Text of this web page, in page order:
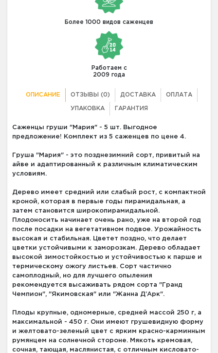
Более 1000 видов саженцев
Работаем с
2009 года
ОПИСАНИЕ ОТЗЫВЫ (0) ДОСТАВКА ОПЛАТА
УПАКОВКА ГАРАНТИЯ
Саженцы груши "Мария" - 5 шт. Выгодное
предложение! Комплект из 5 саженцев по цене 4.
Груша "Мария" - это позднезимний сорт, привитый на
айве и адаптированный к различным климатическим
условиям.
Дерево имеет средний или слабый рост, с компактной
кроной, которая в первые годы пирамидальная, а
затем становится широкопирамидальной.
Плодоносить начинает очень рано, уже на второй год
после посадки на вегетативном подвое. Урожайность
высокая и стабильная. Цветет поздно, что делает
цветки устойчивыми к заморозкам. Дерево обладает
высокой зимостойкостью и устойчивостью к парше и
термическому ожогу листьев. Сорт частично
самоплодный, но для лучшего опыления
рекомендуется высаживать рядом сорта "Гранд
Чемпион", "Якимовская" или "Жанна Д’Арк".
Плоды крупные, одномерные, средней массой 250 г, а
максимальной - 450 г. Они имеют грушевидную форму
и желтовато-зеленый цвет с ярким красно-карминным
румянцем на солнечной стороне. Мякоть кремовая,
сочная, тающая, маслянистая, с отличным кисловато-